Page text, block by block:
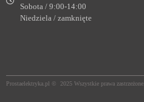
Sobota / 9:00-14:00
Niedziela / zamknięte
Prostaelektryka.pl © 2025 Wszystkie prawa zastrzeżone.